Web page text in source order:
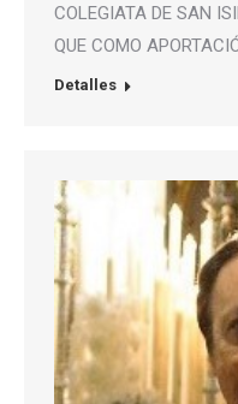
COLEGIATA DE SAN
QUE COMO
Detalles